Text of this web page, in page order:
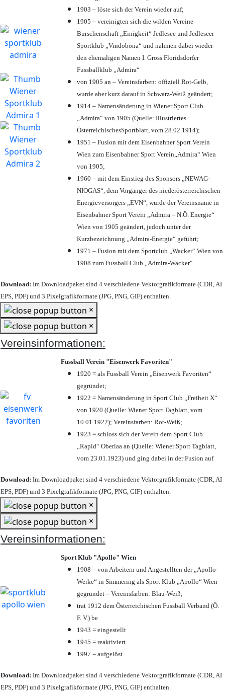
1903 – löste sich der Verein wieder auf;
1905 – vereinigten sich die wilden Vereine
Burschenschaft „Einigkeit“ Jedlesee und Jedleseer
Sportklub „Vindobona“ und nahmen dabei wieder
den ehemaligen Namen I. Gross Floridsdorfer
Fussballklub „Admira“
von 1905 an – Vereinsfarben: offiziell Rot-Gelb,
wurde aber kurz darauf in Schwarz-Weiß geändert;
1914 – Namensänderung in Wiener Sport Club
„Admira“ von 1905 (Quelle: Illustriertes
ÖsterreichischesSportblatt, vom 28.02.1914);
1951 – Fusion mit dem Eisenbahner Sport Verein
Wien zum Eisenbahner Sport Verein„Admira“ Wien
von 1905;
1960 – mit dem Einstieg des Sponsors „NEWAG-
NIOGAS“, dem Vorgänger des niederösterreichischen
Energieversorgers „EVN“, wurde der Vereinsname in
Eisenbahner Sport Verein „Admira – N.Ö. Energie“
Wien von 1905 geändert, jedoch unter der
Kurzbezeichnung „Admira-Energie“ geführt;
1971 – Fusion mit dem Sportclub „Wacker“ Wien von
1908 zum Fussball Club „Admira-Wacker“
Download: Im Downloadpaket sind 4 verschiedene Vektorgrafikformate (CDR, AI
EPS, PDF) und 3 Pixelgrafikformate (JPG, PNG, GIF) enthalten.
×
×
Vereinsinformationen:
Fussball Verein "Eisenwerk Favoriten"
1920 = als Fussball Verein „Eisenwerk Favoriten“
gegründet;
1922 = Namensänderung in Sport Club „Freiheit X“
von 1920 (Quelle: Wiener Sport Tagblatt, vom
10.01.1922); Vereinsfarben: Rot-Weiß;
1923 = schloss sich der Verein dem Sport Club
„Rapid“ Oberlaa an (Quelle: Wiener Sport Tagblatt,
vom 23.01.1923) und ging dabei in der Fusion auf
Download: Im Downloadpaket sind 4 verschiedene Vektorgrafikformate (CDR, AI
EPS, PDF) und 3 Pixelgrafikformate (JPG, PNG, GIF) enthalten.
×
×
Vereinsinformationen:
Sport Klub "Apollo" Wien
1908 – von Arbeitern und Angestellten der „Apollo-
Werke“ in Simmering als Sport Klub „Apollo“ Wien
gegründet – Vereinsfarben: Blau-Weiß;
trat 1912 dem Österreichischen Fussball Verband (Ö.
F. V.) be
1943 = eingestellt
1945 = reaktiviert
1997 = aufgelöst
Download: Im Downloadpaket sind 4 verschiedene Vektorgrafikformate (CDR, AI
EPS, PDF) und 3 Pixelgrafikformate (JPG, PNG, GIF) enthalten.